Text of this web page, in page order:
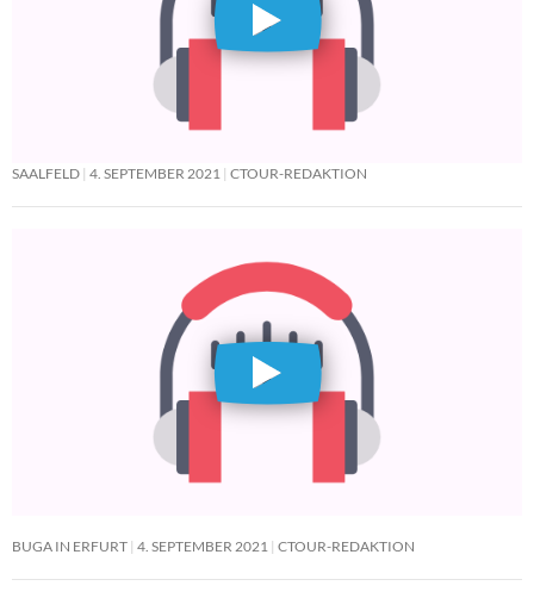
SAALFELD 4. SEPTEMBER 2021 CTOUR-REDAKTION
BUGA IN ERFURT 4. SEPTEMBER 2021 CTOUR-REDAKTION